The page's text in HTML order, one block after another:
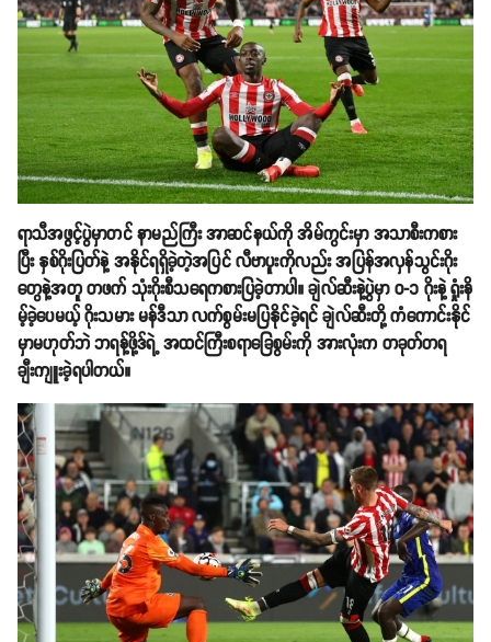
ရာသီအဖွင့်ပွဲမှာတင် နာမည်ကြီး အာဆင်နယ်ကို အိမ်ကွင်းမှာ အသာစီးကစား
ပြီး နှစ်ဂိုးပြတ်နဲ့ အနိုင်ရရှိခဲ့တဲ့အပြင် လီဗာပူးကိုလည်း အပြန်အလှန်သွင်းဂိုး
တွေနဲ့အတူ တဖက် သုံးဂိုးစီသရေကစားပြခဲ့တာပါ။ ချဲလ်ဆီးနဲ့ပွဲမှာ ၀-၁ ဂိုးနဲ့ ရှုံးနိ
မ့်ခဲ့ပေမယ့် ဂိုးသမား မန်ဒီသာ လက်စွမ်းမပြနိုင်ခဲ့ရင် ချဲလ်ဆီးတို့ ကံကောင်းနိုင်
မှာမဟုတ်ဘဲ ဘရန့်ဖို့ဒ်ရဲ့ အထင်ကြီးစရာခြေစွမ်းကို အားလုံးက တခုတ်တရ
ချီးကျူးခဲ့ရပါတယ်။